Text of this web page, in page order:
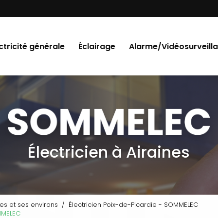
générale Éclairage Alarme/
Électricien à Airaines
et ses environs
Électricien Poix-de-Picardie - SOMMELEC